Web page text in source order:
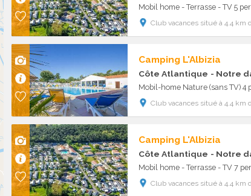
Mobil home - Terrasse - TV 5
Club vacances situé à 4.4 km
Camping L'Albizia
Côte Atlantique - Notre
Mobil-home Nature (sans TV) 4
Club vacances situé à 4.4 km
Camping L'Albizia
Côte Atlantique - Notre
Mobil home - Terrasse - TV 7
Club vacances situé à 4.4 km